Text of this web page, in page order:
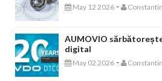
May 12 2026 -
AUMOVIO
digital
May 02 2026 -